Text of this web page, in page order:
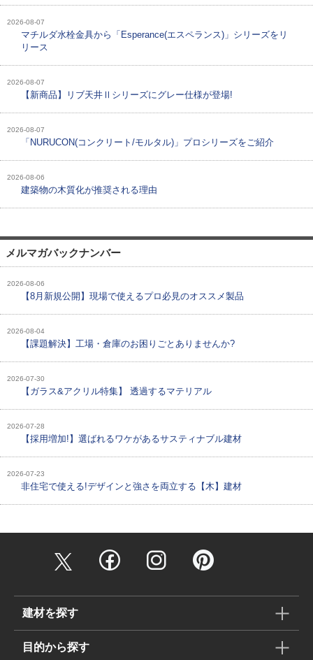
2026-08-07
マチルダ水栓金具から「Esperance(エスペランス)」シリーズをリ
リース
2026-08-07
【新商品】リブ天井Ⅱシリーズにグレー仕様が登場!
2026-08-07
「NURUCON(コンクリート/モルタル)」プロシリーズをご紹介
2026-08-06
建築物の木質化が推奨される理由
メルマガバックナンバー
2026-08-06
【8月新規公開】現場で使えるプロ必見のオススメ製品
2026-08-04
【課題解決】工場・倉庫のお困りごとありませんか?
2026-07-30
【ガラス&アクリル特集】 透過するマテリアル
2026-07-28
【採用増加!】選ばれるワケがあるサスティナブル建材
2026-07-23
非住宅で使える!デザインと強さを両立する【木】建材
建材を探す
目的から探す